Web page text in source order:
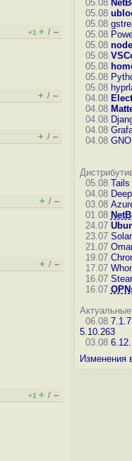
+1 + / –
+ / –
+ / –
+ / –
+ / –
+1 + / –
05.08
05.08
05.08
05.08
05.08
05.08
05.08
05.08
05.08
04.08
04.08
04.08
04.08
04.08
05.08 Tails
04.08
03.08
01.08
24.07
23.07
21.07
19.07
17.07
16.07
16.07
06.08 7.1.7
5.10.263
03.08
Изменения